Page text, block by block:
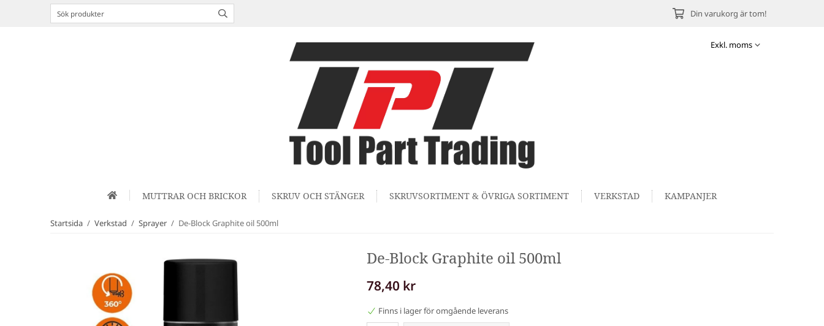
Din varukorg är tom!
MUTTRAR OCH BRICKOR SKRUV OCH STÄNGER SKRUVSORTIMENT & ÖVRIGA SORTIMENT VERKSTAD KAMPANJER
Startsida / Verkstad / Sprayer / De-Block Graphite oil 500ml
De-Block Graphite oil 500ml
78,40 kr
Finns i lager för omgående leverans